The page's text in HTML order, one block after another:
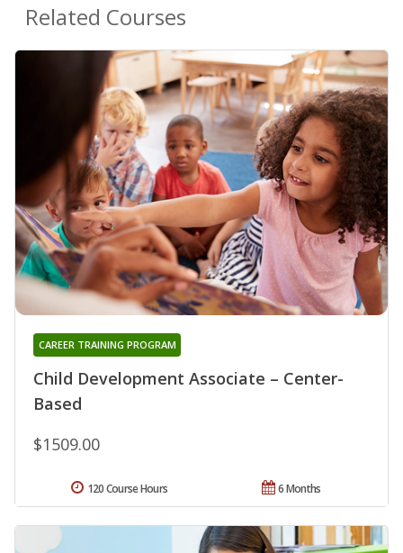
Related Courses
Child Development Associate – Center-
Based
CAREER TRAINING PROGRAM
$1509.00
6 Months
120 Course Hours